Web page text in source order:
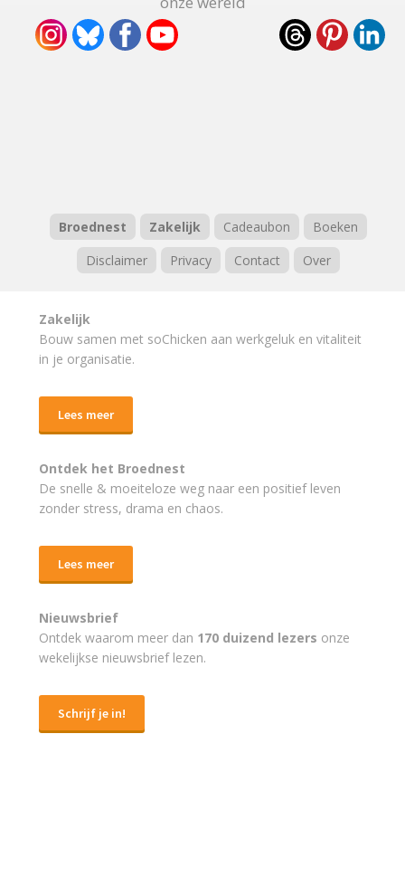
Broednest Zakelijk Cadeaubon
Boeken
Disclaimer
Privacy Contact Over
Zakelijk
Bouw samen met soChicken aan werkgeluk en vitaliteit
in je organisatie.
Lees meer
Ontdek het Broednest
De snelle & moeiteloze weg naar een positief leven
zonder stress, drama en chaos.
Lees meer
Nieuwsbrief
Ontdek waarom meer dan 170 duizend lezers onze
wekelijkse nieuwsbrief lezen.
Schrijf je in!